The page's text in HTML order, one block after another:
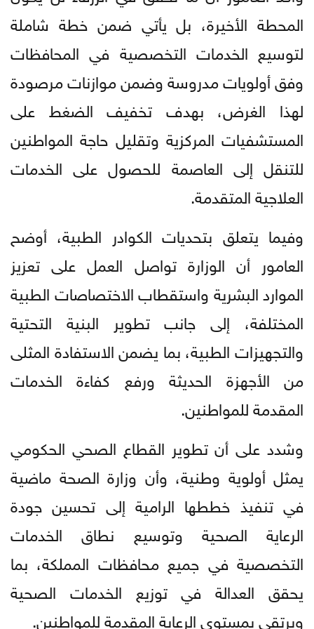
المحطة الأخيرة، بل يأتي ضمن خطة شاملة
لتوسيع الخدمات التخصصية في المحافظات
وفق أولويات مدروسة وضمن موازنات مرصودة
لهذا الغرض، بهدف تخفيف الضغط على
المستشفيات المركزية وتقليل حاجة المواطنين
للتنقل إلى العاصمة للحصول على الخدمات
العلاجية المتقدمة.
وفيما يتعلق بتحديات الكوادر الطبية، أوضح
العامور أن الوزارة تواصل العمل على تعزيز
الموارد البشرية واستقطاب الاختصاصات الطبية
المختلفة، إلى جانب تطوير البنية التحتية
والتجهيزات الطبية، بما يضمن الاستفادة المثلى
من الأجهزة الحديثة ورفع كفاءة الخدمات
المقدمة للمواطنين.
وشدد على أن تطوير القطاع الصحي الحكومي
يمثل أولوية وطنية، وأن وزارة الصحة ماضية
في تنفيذ خططها الرامية إلى تحسين جودة
الرعاية الصحية وتوسيع نطاق الخدمات
التخصصية في جميع محافظات المملكة، بما
يحقق العدالة في توزيع الخدمات الصحية
ويرتقي بمستوى الرعاية المقدمة للمواطنين.